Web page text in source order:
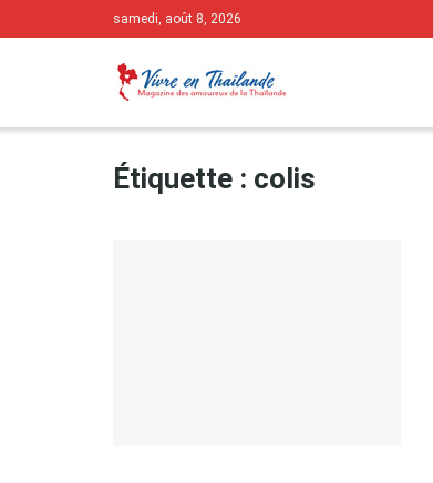
samedi, août 8, 2026
Étiquette : colis